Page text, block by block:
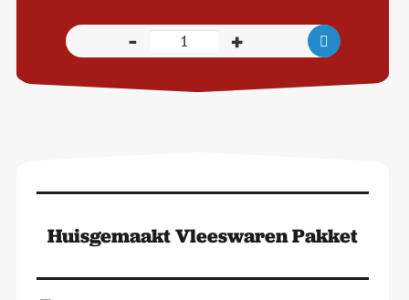
-
Borrelplank
Chateaubriand
aantal
+
Huisgemaakt Vleeswaren Pakket